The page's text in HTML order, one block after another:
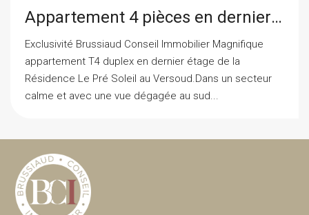
Appartement 4 pièces en dernier étage
Exclusivité Brussiaud Conseil Immobilier Magnifique
appartement T4 duplex en dernier étage de la
Résidence Le Pré Soleil au Versoud.Dans un secteur
calme et avec une vue dégagée au sud...